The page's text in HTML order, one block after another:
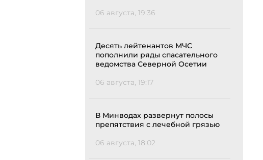
06 августа, 19:36
Десять лейтенантов МЧС
пополнили ряды спасательного
ведомства Северной Осетии
06 августа, 19:17
В Минводах развернут полосы
препятствия с лечебной грязью
06 августа, 18:02